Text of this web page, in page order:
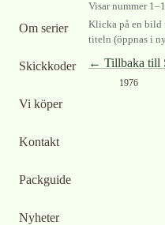
Om serier
Skickkoder
Vi köper
Kontakt
Packguide
Nyheter
Visar nummer 1–1
Klicka på en bild
titeln (öppnas i
← Tillbaka till
1976